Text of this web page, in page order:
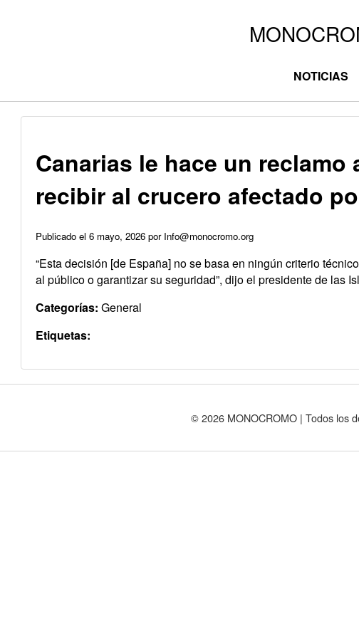
NOTICIAS
Canarias le hace un reclamo
recibir al crucero afectado
Publicado el 6 mayo, 2026 por Info@monocromo.org
“Esta decisión [de España] no se basa en ningún criterio
al público o garantizar su seguridad”, dijo el presidente de las
Categorías: General
Etiquetas:
© 2026 MONOCROMO | Todos los